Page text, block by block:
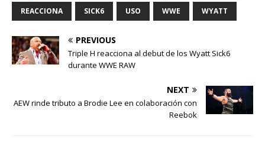
REACCIONA SICK6 USO WWE WYATT
PREVIOUS
Triple H reacciona al debut de los Wyatt Sick6
durante WWE RAW
NEXT
AEW rinde tributo a Brodie Lee en colaboración con
Reebok